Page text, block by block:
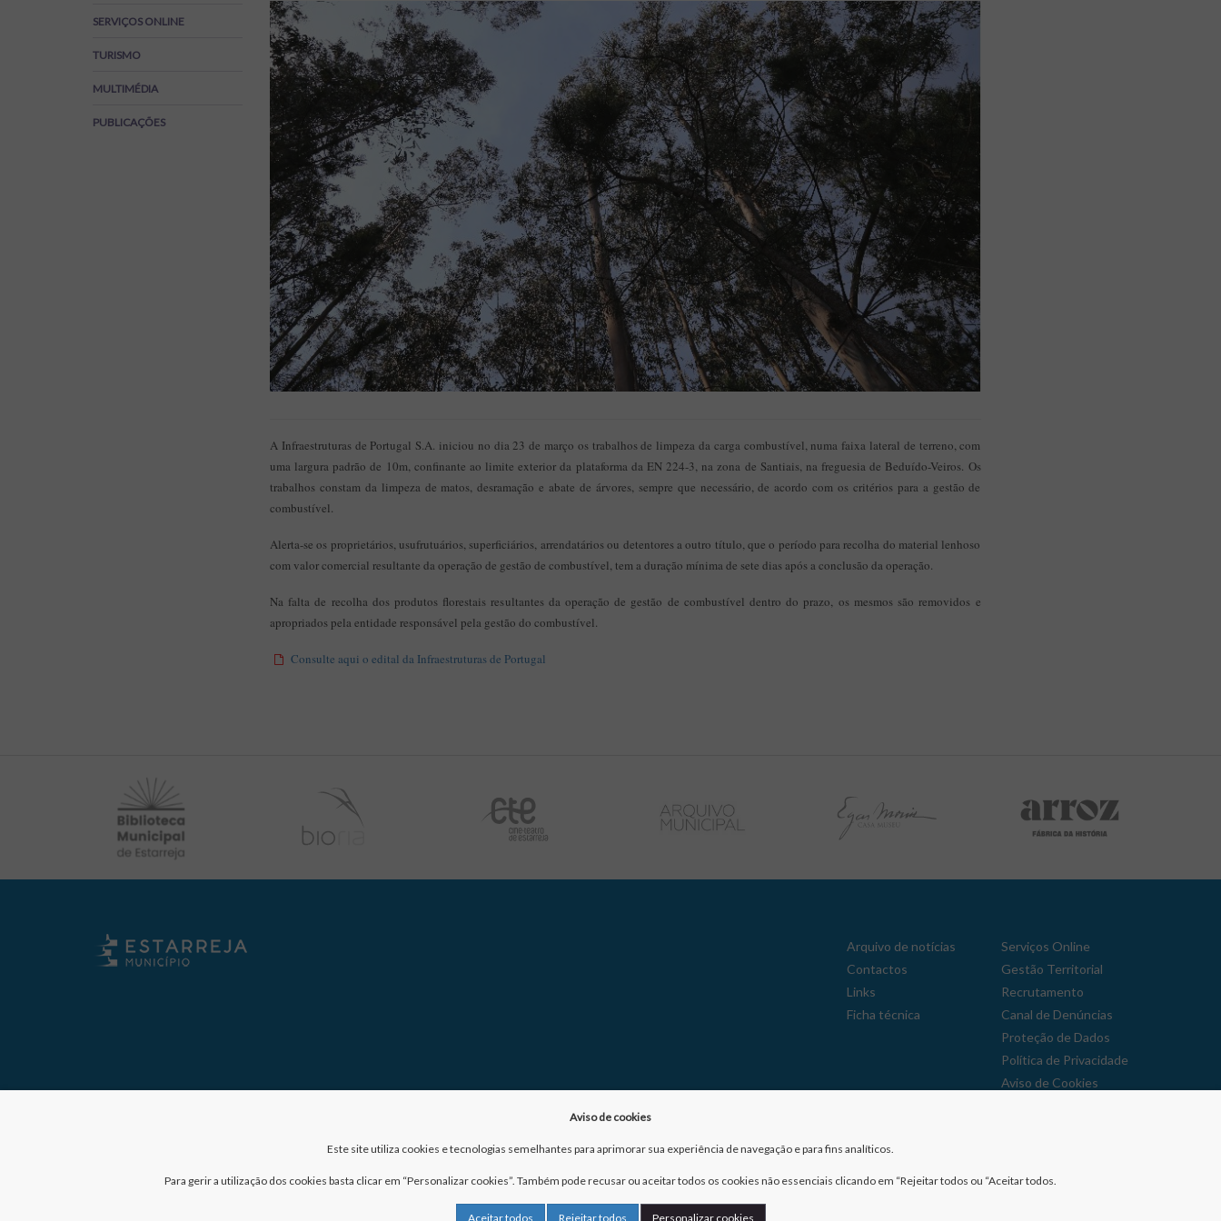
Aplicação Sentir Estarreja
Museu Fábrica da História – Arroz
SERVIÇOS ONLINE
TURISMO
MULTIMÉDIA
PUBLICAÇÕES
A Infraestruturas de Portugal S.A. iniciou no dia 23 de março os trabalhos de limpeza da carga combustível, numa faixa lateral de terreno, com
uma largura padrão de 10m, confinante ao limite exterior da plataforma da EN 224-3, na zona de Santiais, na freguesia de Beduído-Veiros. Os
trabalhos constam da limpeza de matos, desramação e abate de árvores, sempre que necessário, de acordo com os critérios para a gestão de
combustível.
Alerta-se os proprietários, usufrutuários, superficiários, arrendatários ou detentores a outro título, que o período para recolha do material lenhoso
com valor comercial resultante da operação de gestão de combustível, tem a duração mínima de sete dias após a conclusão da operação.
Na falta de recolha dos produtos florestais resultantes da operação de gestão de combustível dentro do prazo, os mesmos são removidos e
apropriados pela entidade responsável pela gestão do combustível.
Consulte aqui o edital da Infraestruturas de Portugal
Arquivo de notícias
Contactos
Links
Ficha técnica
Serviços Online
Gestão Territorial
Recrutamento
Canal de Denúncias
Proteção de Dados
Política de Privacidade
Aviso de Cookies
Aviso de cookies
Este site utiliza cookies e tecnologias semelhantes para aprimorar sua experiência de navegação e para fins analíticos.
Para gerir a utilização dos cookies basta clicar em “Personalizar cookies”. Também pode recusar ou aceitar todos os cookies não essenciais clicando em “Rejeitar todos ou “Aceitar todos.
Aceitar todos Rejeitar todos Personalizar cookies